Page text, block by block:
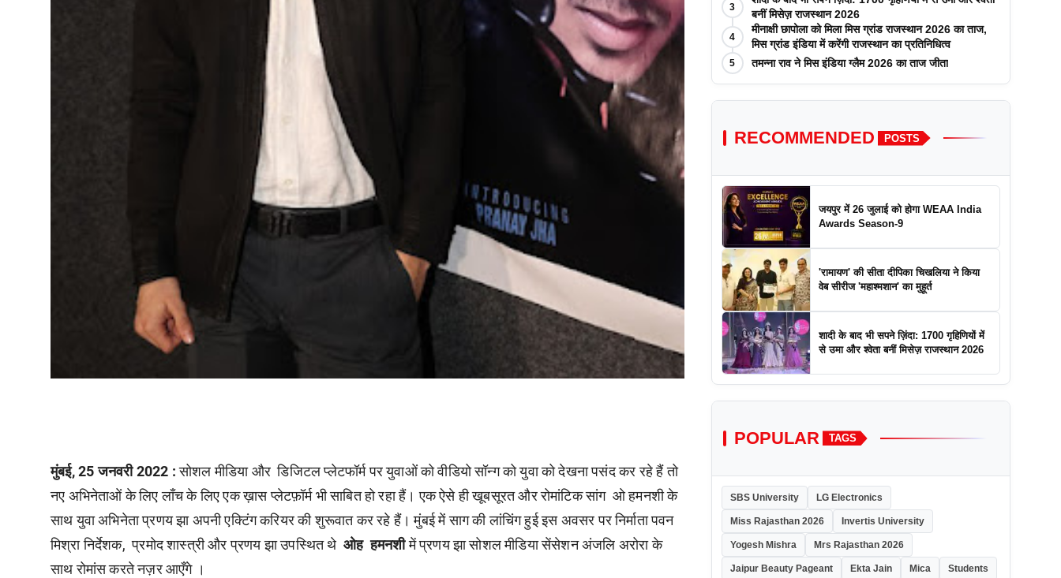
मुंबई, 25 जनवरी 2022 :सोशल मीडिया और डिजिटल प्लेटफॉर्म पर युवाओं को वीडियो सॉन्ग को युवा को देखना पसंद कर रहे हैं तो
नए अभिनेताओं के लिए लाँच के लिए एक ख़ास प्लेटफ़ॉर्म भी साबित हो रहा हैं। एक ऐसे ही खूबसूरत और रोमांटिक सांग ओ हमनशी के
साथ युवा अभिनेता प्रणय झा अपनी एक्टिंग करियर की शुरूवात कर रहे हैं। मुंबई में साग की लांचिंग हुई इस अवसर पर निर्माता पवन
मिश्रा निर्देशक, प्रमोद शास्त्री और प्रणय झा उपस्थित थे ओह हमनशीमें प्रणय झा सोशल मीडिया सेंसेशन अंजलि अरोरा के
साथ रोमांस करते नज़र आएँगे ।
3
बनीं मिसेज़ राजस्थान 2026
4
मीनाक्षी छापोला को मिला मिस ग्रांड राजस्थान 2026 का ताज,
मिस ग्रांड इंडिया में करेंगी राजस्थान का प्रतिनिधित्व
5 तमन्ना राव ने मिस इंडिया ग्लैम 2026 का ताज जीता
RECOMMENDED POSTS
जयपुर में 26 जुलाई को होगा WEAA India
Awards Season-9
'रामायण' की सीता दीपिका चिखलिया ने किया
वेब सीरीज 'महाश्मशान' का मुहूर्त
शादी के बाद भी सपने ज़िंदा: 1700 गृहिणियों में
से उमा और श्वेता बनीं मिसेज़ राजस्थान 2026
POPULAR TAGS
SBS University LG Electronics
Miss Rajasthan 2026 Invertis University
Yogesh Mishra Mrs Rajasthan 2026
Jaipur Beauty Pageant Ekta Jain Mica Students